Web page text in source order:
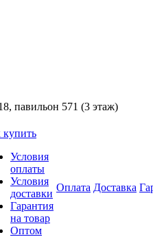
павильон 571 (3 этаж)
купить
Условия
оплаты
Условия
доставки
Гарантия
на товар
Оптом
Оплата Доставка